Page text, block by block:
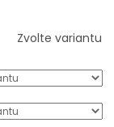
Zvolte variantu